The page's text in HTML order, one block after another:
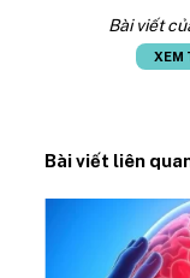
Bài viết
XEM
Bài viết liên